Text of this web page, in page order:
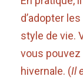
d’adopter
style de vie.
vous pouvez
hivernale. (Il